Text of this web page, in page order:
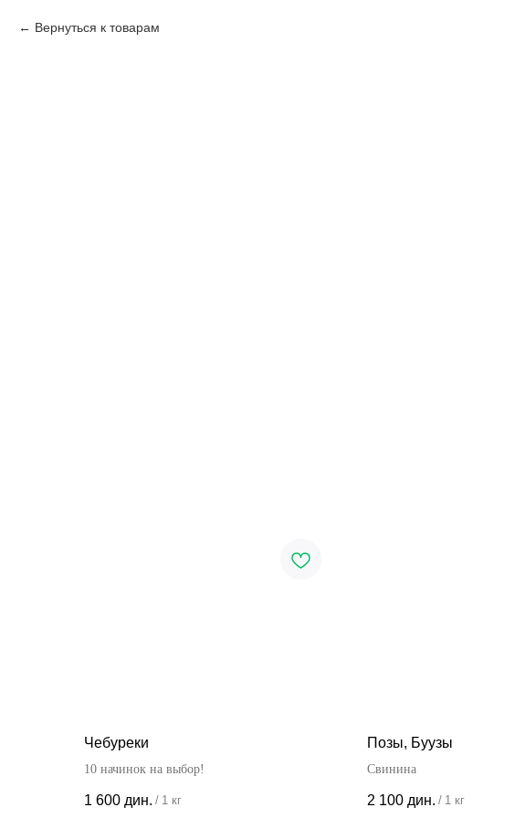
Вернуться к товарам
Чебуреки
10 начинок на выбор!
1 600 дин. / 1 кг
Позы, Буузы
Свинина
2 100 дин. / 1 кг